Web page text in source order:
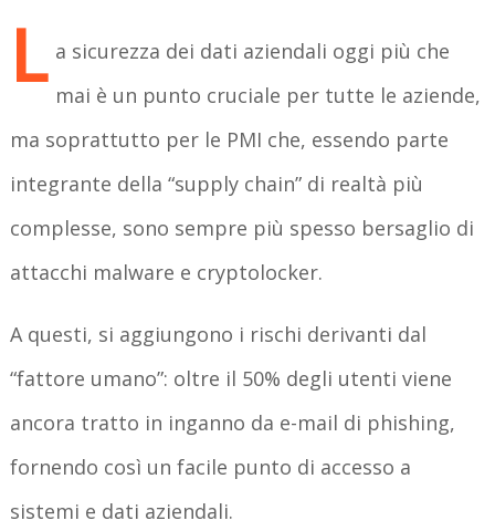
L a sicurezza dei dati aziendali oggi più che
mai è un punto cruciale per tutte le aziende,
ma soprattutto per le PMI che, essendo parte
integrante della “supply chain” di realtà più
complesse, sono sempre più spesso bersaglio di
attacchi malware e cryptolocker.
A questi, si aggiungono i rischi derivanti dal
“fattore umano”: oltre il 50% degli utenti viene
ancora tratto in inganno da e-mail di phishing,
fornendo così un facile punto di accesso a
sistemi e dati aziendali.